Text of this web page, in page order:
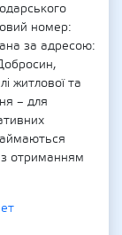
номер:
за адресою:
житлової та
– для
з отриманням